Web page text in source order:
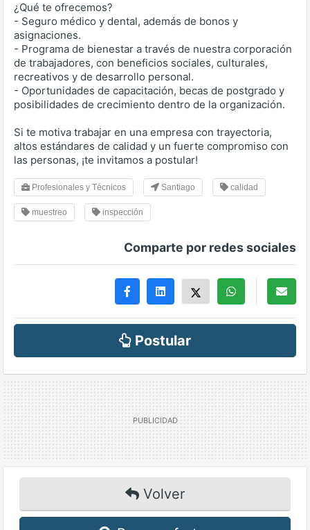
¿Qué te ofrecemos?
- Seguro médico y dental, además de bonos y
asignaciones.
- Programa de bienestar a través de nuestra corporación
de trabajadores, con beneficios sociales, culturales,
recreativos y de desarrollo personal.
- Oportunidades de capacitación, becas de postgrado y
posibilidades de crecimiento dentro de la organización.
Si te motiva trabajar en una empresa con trayectoria,
altos estándares de calidad y un fuerte compromiso con
las personas, ¡te invitamos a postular!
Profesionales y Técnicos Santiago calidad
muestreo inspección
Comparte por redes sociales
Postular
Volver